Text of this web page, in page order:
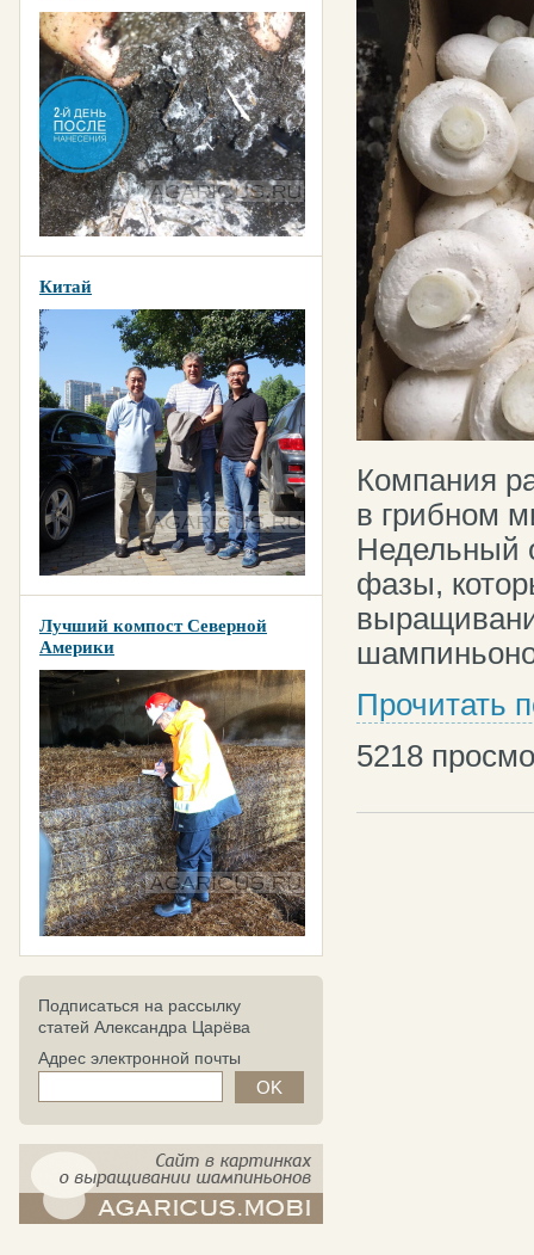
Китай
Лучший компост Северной
Америки
Подписаться на рассылку
статей Александра Царёва
Адрес электронной почты
Компания
в грибном
Недельный
фазы,
Прочитать
5218